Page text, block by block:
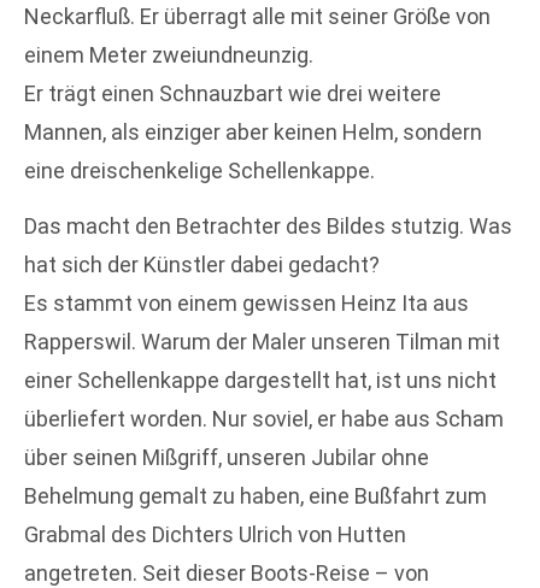
Neckarfluß. Er überragt alle mit seiner Größe von
einem Meter zweiundneunzig.
Er trägt einen Schnauzbart wie drei weitere
Mannen, als einziger aber keinen Helm, sondern
eine dreischenkelige Schellenkappe.
Das macht den Betrachter des Bildes stutzig. Was
hat sich der Künstler dabei gedacht?
Es stammt von einem gewissen Heinz Ita aus
Rapperswil. Warum der Maler unseren Tilman mit
einer Schellenkappe dargestellt hat, ist uns nicht
überliefert worden. Nur soviel, er habe aus Scham
über seinen Mißgriff, unseren Jubilar ohne
Behelmung gemalt zu haben, eine Bußfahrt zum
Grabmal des Dichters Ulrich von Hutten
angetreten. Seit dieser Boots-Reise – von